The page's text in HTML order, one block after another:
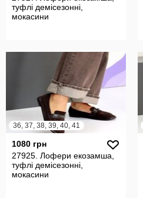
туфлі демісезонні,
мокасини
36, 37, 38, 39, 40, 41
1080 грн
27925. Лофери екозамша,
туфлі демісезонні,
мокасини